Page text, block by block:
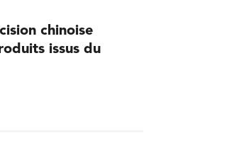
chinoise
issus du